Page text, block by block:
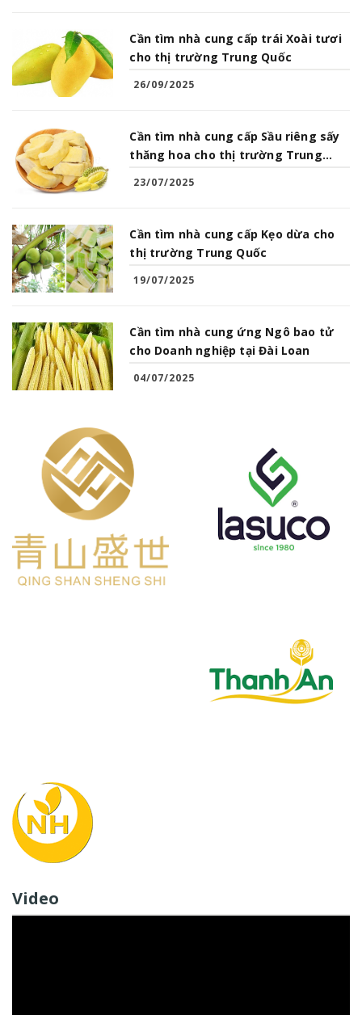
Cần tìm nhà cung cấp trái Xoài tươi
cho thị trường Trung Quốc
26/09/2025
Cần tìm nhà cung cấp Sầu riêng sấy
thăng hoa cho thị trường Trung
23/07/2025
Cần tìm nhà cung cấp Kẹo dừa cho
thị trường Trung Quốc
19/07/2025
Cần tìm nhà cung ứng Ngô bao tử
cho Doanh nghiệp tại Đài Loan
04/07/2025
Video